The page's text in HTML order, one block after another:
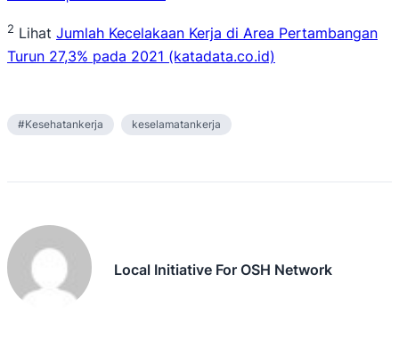
2 Lihat Jumlah Kecelakaan Kerja di Area Pertambangan
Turun 27,3% pada 2021 (katadata.co.id)
#Kesehatankerja keselamatankerja
Local Initiative For OSH Network